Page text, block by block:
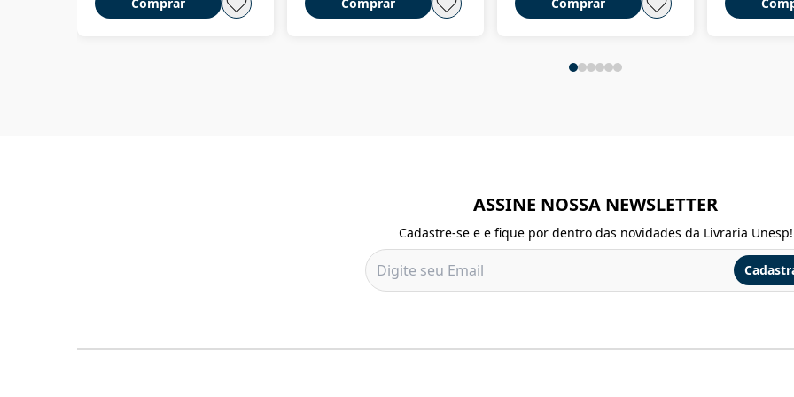
ASSINE NOSSA NEWSLETTER
Cadastre-se e e fique por dentro das novidades da Livraria Unesp!